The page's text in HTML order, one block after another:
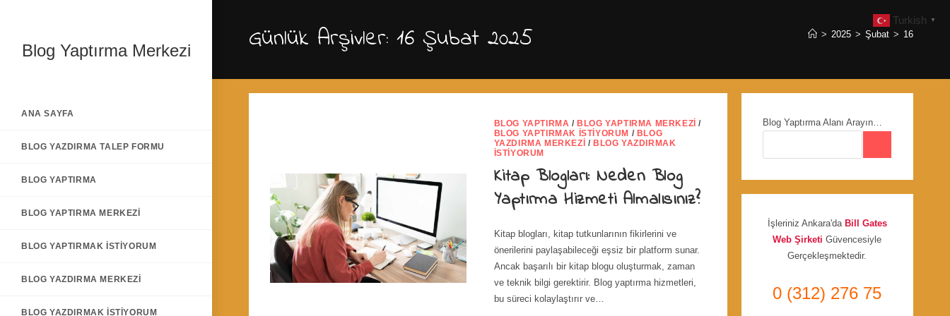
Blog Yaptırma Merkezi
ANA SAYFA
BLOG YAZDIRMA TALEP FORMU
BLOG YAPTIRMA
BLOG YAPTIRMA MERKEZI
BLOG YAPTIRMAK İSTIYORUM
BLOG YAZDIRMA MERKEZI
BLOG YAZDIRMAK İSTIYORUM
Günlük Arşivler: 16 Şubat 2025 > 2025 > Şubat > 16
BLOG YAPTIRMA / BLOG YAPTIRMA MERKEZI /
BLOG YAPTIRMAK İSTIYORUM / BLOG
YAZDIRMA MERKEZI / BLOG YAZDIRMAK
İSTIYORUM
Kitap Blogları: Neden Blog
Yaptırma Hizmeti Almalısınız?
Kitap blogları, kitap tutkunlarının fikirlerini ve
önerilerini paylaşabileceği eşsiz bir platform sunar.
Ancak başarılı bir kitap blogu oluşturmak, zaman
ve teknik bilgi gerektirir. Blog yaptırma hizmetleri,
bu süreci kolaylaştırır ve…
Blog Yaptırma Alanı Arayın…
İşleriniz Ankara'da Bill Gates
Web ŞirketiGüvencesiyle
Gerçekleşmektedir.
0 (312) 276 75
Turkish ▼